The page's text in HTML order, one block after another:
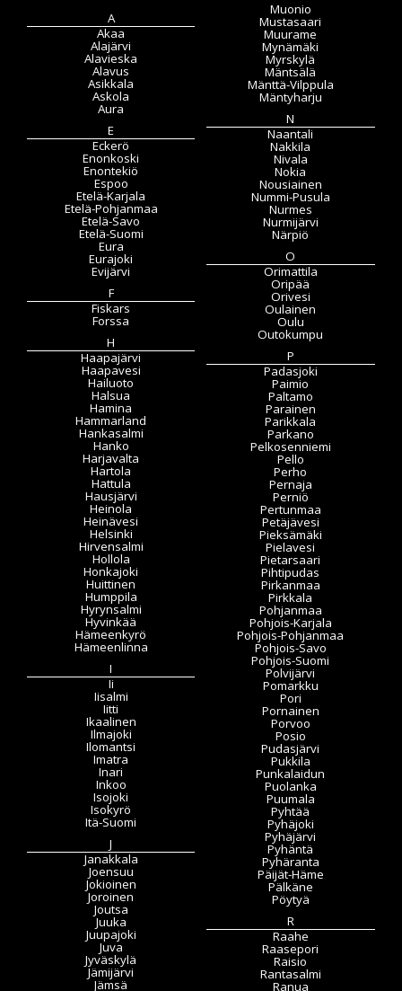
A
Akaa
Alajärvi
Alavieska
Alavus
Asikkala
Askola
Aura
E
Eckerö
Enonkoski
Enontekiö
Espoo
Etelä-Karjala
Etelä-Pohjanmaa
Etelä-Savo
Etelä-Suomi
Eura
Eurajoki
Evijärvi
F
Fiskars
Forssa
H
Haapajärvi
Haapavesi
Hailuoto
Halsua
Hamina
Hammarland
Hankasalmi
Hanko
Harjavalta
Hartola
Hattula
Hausjärvi
Heinola
Heinävesi
Helsinki
Hirvensalmi
Hollola
Honkajoki
Huittinen
Humppila
Hyrynsalmi
Hyvinkää
Hämeenkyrö
Hämeenlinna
I
Ii
Iisalmi
Iitti
Ikaalinen
Ilmajoki
Ilomantsi
Imatra
Inari
Inkoo
Isojoki
Isokyrö
Itä-Suomi
J
Janakkala
Joensuu
Jokioinen
Joroinen
Joutsa
Juuka
Juupajoki
Juva
Jyväskylä
Jämijärvi
Jämsä
Muonio
Mustasaari
Muurame
Mynämäki
Myrskylä
Mäntsälä
Mänttä-Vilppula
Mäntyharju
N
Naantali
Nakkila
Nivala
Nokia
Nousiainen
Nummi-Pusula
Nurmes
Nurmijärvi
Närpiö
O
Orimattila
Oripää
Orivesi
Oulainen
Oulu
Outokumpu
P
Padasjoki
Paimio
Paltamo
Parainen
Parikkala
Parkano
Pelkosenniemi
Pello
Perho
Pernaja
Perniö
Pertunmaa
Petäjävesi
Pieksämäki
Pielavesi
Pietarsaari
Pihtipudas
Pirkanmaa
Pirkkala
Pohjanmaa
Pohjois-Karjala
Pohjois-Pohjanmaa
Pohjois-Savo
Pohjois-Suomi
Polvijärvi
Pomarkku
Pori
Pornainen
Porvoo
Posio
Pudasjärvi
Pukkila
Punkalaidun
Puolanka
Puumala
Pyhtää
Pyhäjoki
Pyhäjärvi
Pyhäntä
Pyhäranta
Päijät-Häme
Pälkäne
Pöytyä
R
Raahe
Raasepori
Raisio
Rantasalmi
Ranua